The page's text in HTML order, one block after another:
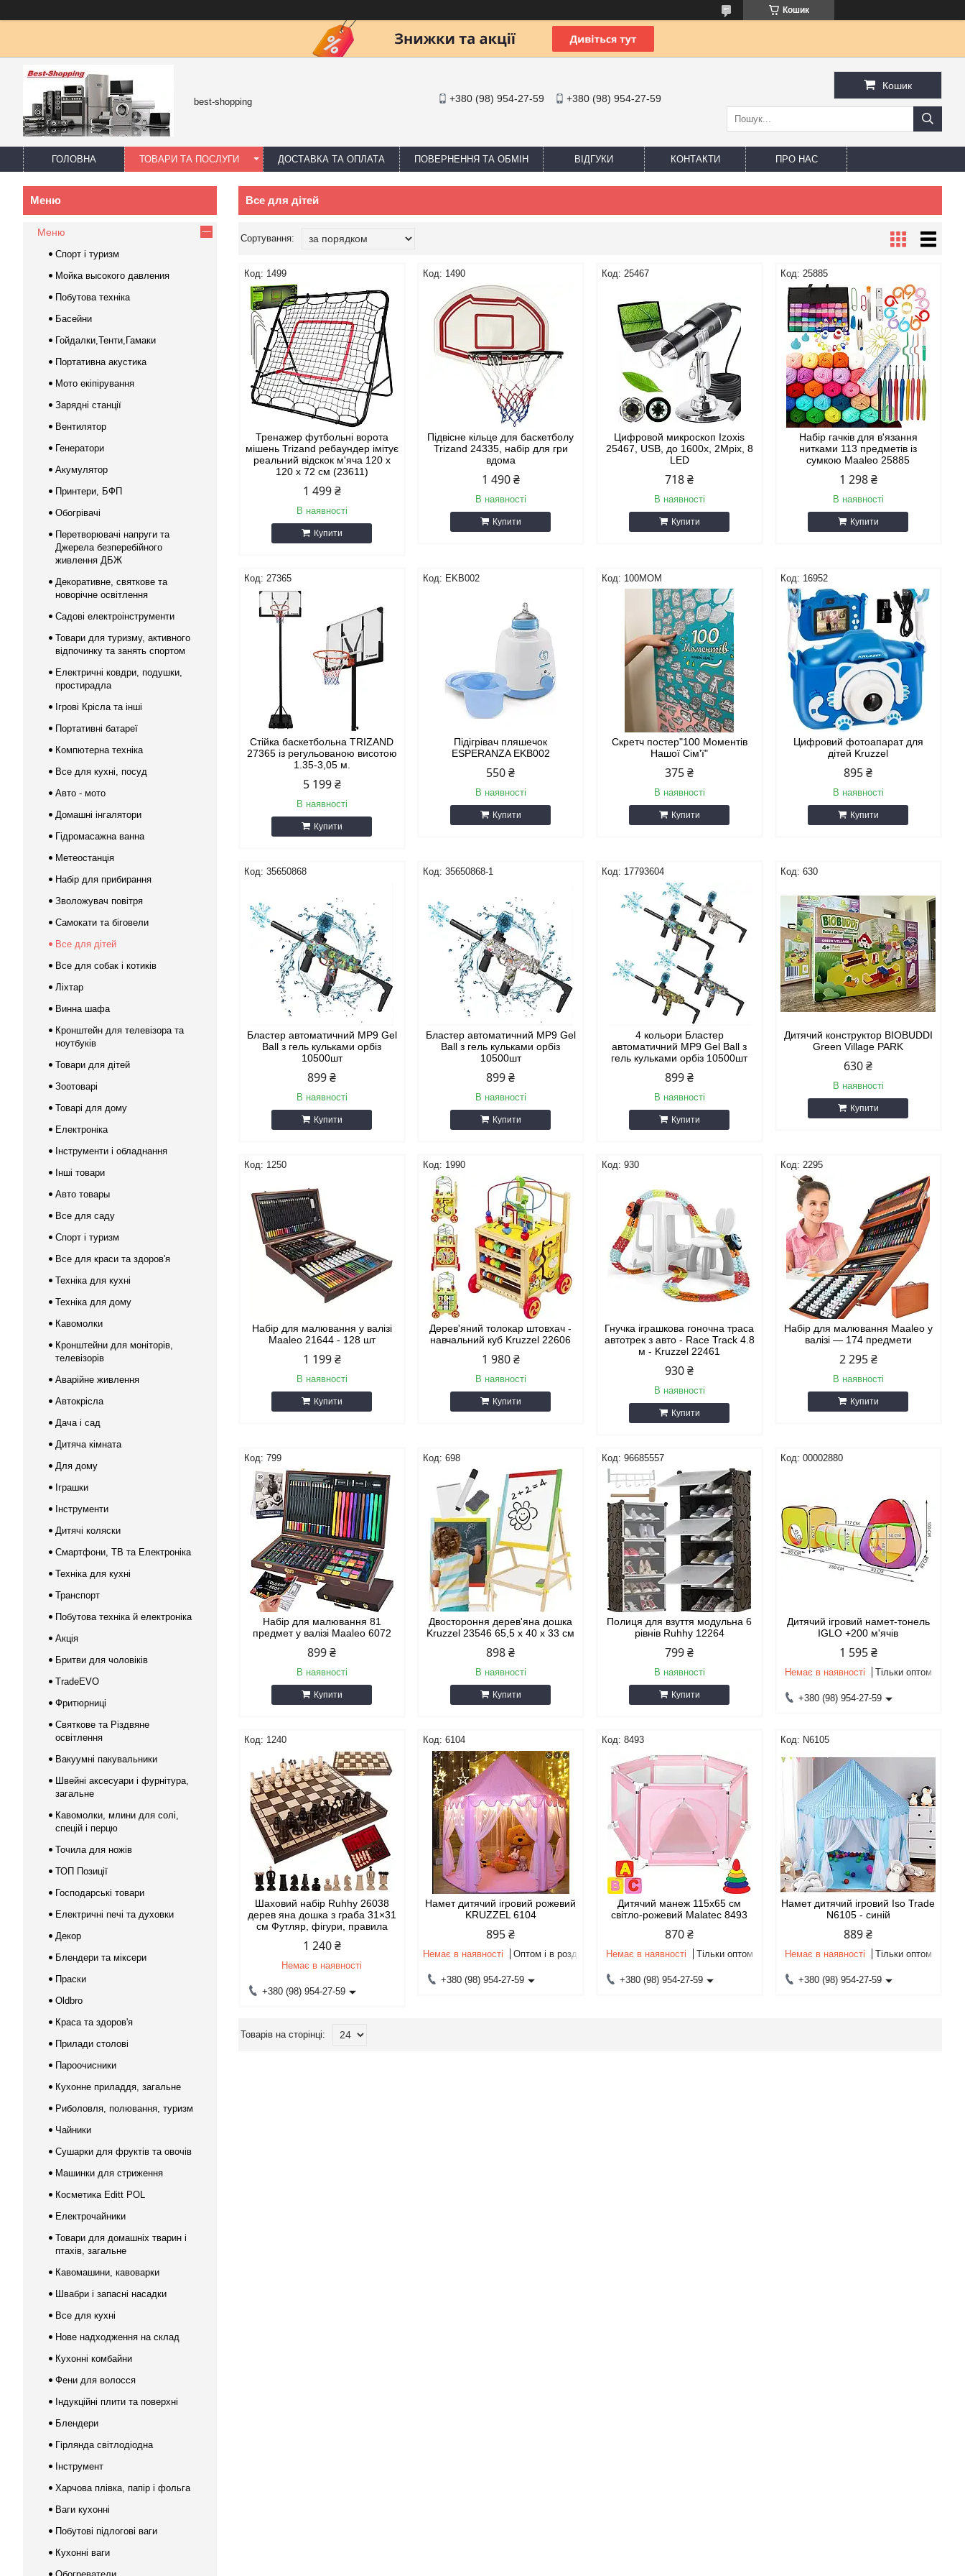
Кошик
best-shopping +380 (98) 954-27-59 +380 (98) 954-27-59
Кошик
ГОЛОВНА ТОВАРИ ТА ПОСЛУГИ ДОСТАВКА ТА ОПЛАТА ПОВЕРНЕННЯ ТА ОБМІН ВІДГУКИ КОНТАКТИ ПРО НАС
Все для дітей
1499
Тренажер футбольні ворота
мішень Trizand ребаундер імітує
реальний відскок м'яча 120 x
120 x 72 см (23611)
1 499 ₴
В наявності
Купити
1490
Підвісне кільце для баскетболу
Trizand 24335, набір для гри
вдома
1 490 ₴
В наявності
Купити
25467
Цифровой микроскоп Izoxis
25467, USB, до 1600x, 2Mpix, 8
LED
718 ₴
В наявності
Купити
25885
Набір гачків для в'язання
нитками 113 предметів із
сумкою Maaleo 25885
1 298 ₴
В наявності
Купити
27365
Стійка баскетбольна TRIZAND
27365 із регульованою висотою
1.35-3,05 м.
5 199 ₴
В наявності
Купити
EKB002
Підігрівач пляшечок
ESPERANZA EKB002
550 ₴
В наявності
Купити
100MOM
Скретч постер"100 Моментів
Нашої Сім'ї"
375 ₴
В наявності
Купити
16952
Цифровий фотоапарат для
дітей Kruzzel
895 ₴
В наявності
Купити
35650868
Бластер автоматичний MP9 Gel
Ball з гель кульками орбіз
10500шт
899 ₴
В наявності
Купити
35650868-1
Бластер автоматичний MP9 Gel
Ball з гель кульками орбіз
10500шт
899 ₴
В наявності
Купити
17793604
4 кольори Бластер
автоматичний MP9 Gel Ball з
гель кульками орбіз 10500шт
899 ₴
В наявності
Купити
630
Дитячий конструктор BIOBUDDI
Green Village PARK
630 ₴
В наявності
Купити
1250
Набір для малювання у валізі
Maaleo 21644 - 128 шт
1 199 ₴
В наявності
Купити
1990
Дерев'яний толокар штовхач -
навчальний куб Kruzzel 22606
1 980 ₴
В наявності
Купити
930
Гнучка іграшкова гоночна траса
автотрек з авто - Race Track 4.8
м - Kruzzel 22461
930 ₴
В наявності
Купити
2295
Набір для малювання Maaleo у
валізі — 174 предмети
2 295 ₴
В наявності
Купити
799
Набір для малювання 81
предмет у валізі Maaleo 6072
899 ₴
В наявності
Купити
698
Двостороння дерев'яна дошка
Kruzzel 23546 65,5 х 40 х 33 см
898 ₴
В наявності
Купити
96685557
Полиця для взуття модульна 6
рівнів Ruhhy 12264
799 ₴
В наявності
Купити
00002880
Дитячий ігровий намет-тонель
IGLO +200 м'ячів
1 595 ₴
Немає в наявності Тільки оптом
+380 (98) 954-27-59
1240
Шаховий набір Ruhhy 26038
дерев яна дошка з граба 31×31
см Футляр, фігури, правила
1 240 ₴
Немає в наявності
+380 (98) 954-27-59
6104
Намет дитячий ігровий рожевий
KRUZZEL 6104
895 ₴
Немає в наявності Оптом і в роздріб
+380 (98) 954-27-59
8493
Дитячий манеж 115х65 см
світло-рожевий Malatec 8493
870 ₴
Немає в наявності Тільки оптом
+380 (98) 954-27-59
N6105
Намет дитячий ігровий Iso Trade
N6105 - синій
889 ₴
Немає в наявності Тільки оптом
+380 (98) 954-27-59
Меню
Спорт і туризм
Мойка высокого давления
Побутова техніка
Басейни
Гойдалки,Тенти,Гамаки
Портативна акустика
Мото екіпірування
Зарядні станції
Вентилятор
Генератори
Акумулятор
Принтери, БФП
Обогрівачі
Перетворювачі напруги та
Джерела безперебійного
живлення ДБЖ
Декоративне, святкове та
новорічне освітлення
Садові електроінструменти
Товари для туризму, активного
відпочинку та занять спортом
Електричні ковдри, подушки,
простирадла
Ігрові Крісла та інші
Портативні батареї
Компютерна техніка
Все для кухні, посуд
Авто - мото
Домашні інгалятори
Гідромасажна ванна
Метеостанція
Набір для прибирання
Зволожувач повітря
Самокати та біговели
Все для дітей
Все для собак і котиків
Ліхтар
Винна шафа
Кронштейн для телевізора та
ноутбуків
Товари для дітей
Зоотоварі
Товарі для дому
Електроніка
Інструменти і обладнання
Інші товари
Авто товары
Все для саду
Спорт і туризм
Все для краси та здоров'я
Техніка для кухні
Техніка для дому
Кавомолки
Кронштейни для моніторів,
телевізорів
Аварійне живлення
Автокрісла
Дача і сад
Дитяча кімната
Для дому
Іграшки
Інструменти
Дитячі коляски
Смартфони, ТВ та Електроніка
Техніка для кухні
Транспорт
Побутова техніка й електроніка
Акція
Бритви для чоловіків
TradeEVO
Фритюрниці
Святкове та Різдвяне
освітлення
Вакуумні пакувальники
Швейні аксесуари і фурнітура,
загальне
Кавомолки, млини для солі,
спецій і перцю
Точила для ножів
ТОП Позиції
Господарські товари
Електричні печі та духовки
Декор
Блендери та міксери
Праски
Oldbro
Краса та здоров'я
Прилади столові
Пароочисники
Кухонне приладдя, загальне
Риболовля, полювання, туризм
Чайники
Сушарки для фруктів та овочів
Машинки для стриження
Косметика Editt POL
Електрочайники
Товари для домашніх тварин і
птахів, загальне
Кавомашини, кавоварки
Швабри і запасні насадки
Все для кухні
Нове надходження на склад
Кухонні комбайни
Фени для волосся
Індукційні плити та поверхні
Блендери
Гірлянда світлодіодна
Інструмент
Харчова плівка, папір і фольга
Ваги кухонні
Побутові підлогові ваги
Кухонні ваги